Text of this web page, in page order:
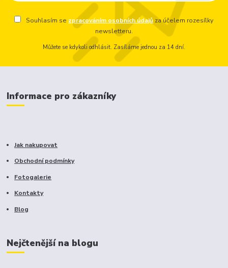
Souhlasím se zpracováním osobních údajů za účelem rozesílky
newsletteru.
Můžete se kdykoli odhlásit. Zasíláme jednou za 14 dní.
Informace pro zákazníky
Jak nakupovat
Obchodní podmínky
Fotogalerie
Kontakty
Blog
Nejčtenější na blogu